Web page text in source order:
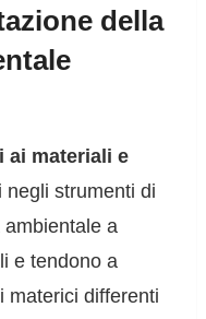
della
ai materiali e
negli strumenti di
a
e tendono a
materici differenti